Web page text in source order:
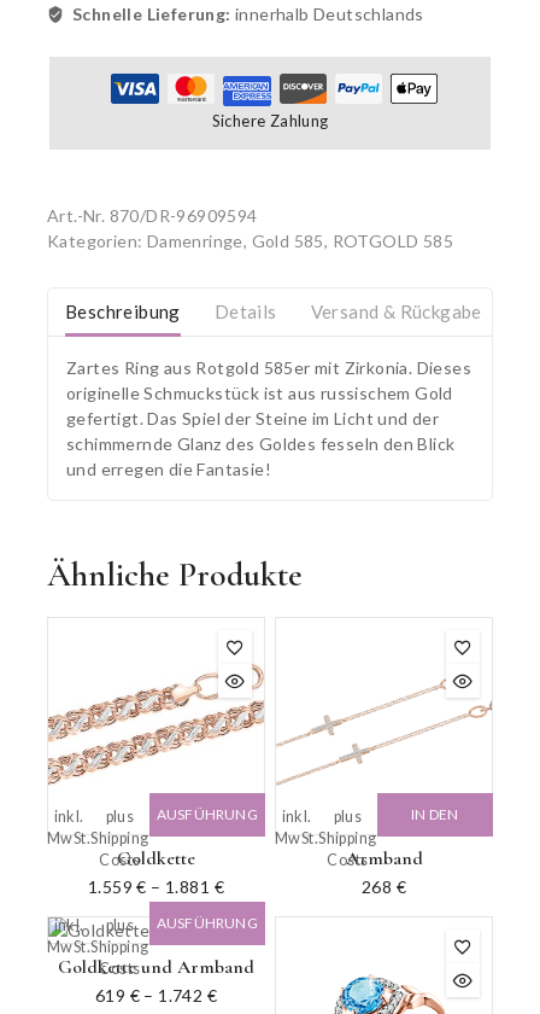
Schnelle Lieferung: innerhalb Deutschlands
Sichere Zahlung
Art.-Nr. 870/DR-96909594
Kategorien: Damenringe, Gold 585, ROTGOLD 585
Beschreibung Details Versand & Rückgabe
Zartes Ring aus Rotgold 585er mit Zirkonia. Dieses
originelle Schmuckstück ist aus russischem Gold
gefertigt. Das Spiel der Steine im Licht und der
schimmernde Glanz des Goldes fesseln den Blick
und erregen die Fantasie!
Ähnliche Produkte
Goldkette
1.559€ – 1.881 €
inkl.
MwSt.
plus
Shipping
Costs
AUSFÜHRUNG
Armband
268 €
inkl.
MwSt.
plus
Shipping
Costs
IN DEN
Goldkette und Armband
619 € – 1.742 €
inkl.
MwSt.
plus
Shipping
Costs
AUSFÜHRUNG